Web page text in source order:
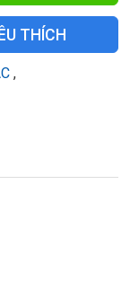
THÍCH
,